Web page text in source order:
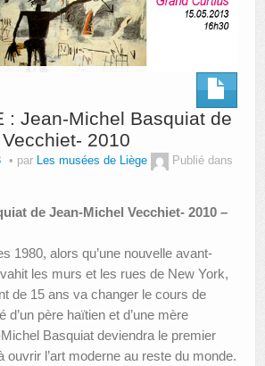
: Jean-Michel Basquiat de
2010
par Les musées de Liège
Publié dans
de Jean-Michel Vecchiet- 2010 –
1980, alors qu’une nouvelle avant-
les murs et les rues de New York,
de 15 ans va changer le cours de
d’un père haïtien et d’une mère
Basquiat deviendra le premier
ouvrir l’art moderne au reste du monde.